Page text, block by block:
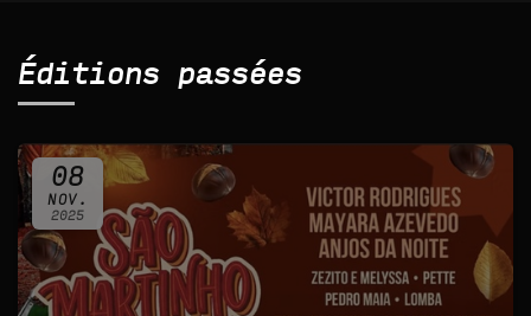
Éditions passées
08
NOV.
2025